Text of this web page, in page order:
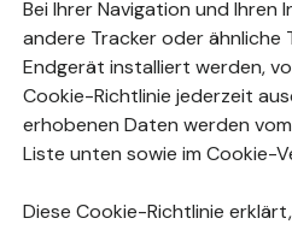
Bei Ihrer Navigation und Ihren
andere Tracker oder ähnliche
Endgerät installiert werden,
Cookie-Richtlinie jederzeit
erhobenen Daten werden
Liste unten sowie im Cookie-
Diese Cookie-Richtlinie